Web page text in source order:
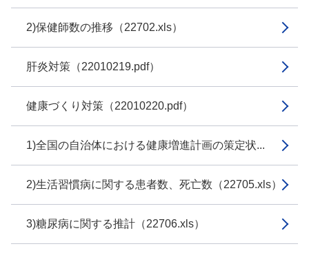
2)保健師数の推移（22702.xls）
肝炎対策（22010219.pdf）
健康づくり対策（22010220.pdf）
1)全国の自治体における健康増進計画の策定状...
2)生活習慣病に関する患者数、死亡数（22705.xls）
3)糖尿病に関する推計（22706.xls）